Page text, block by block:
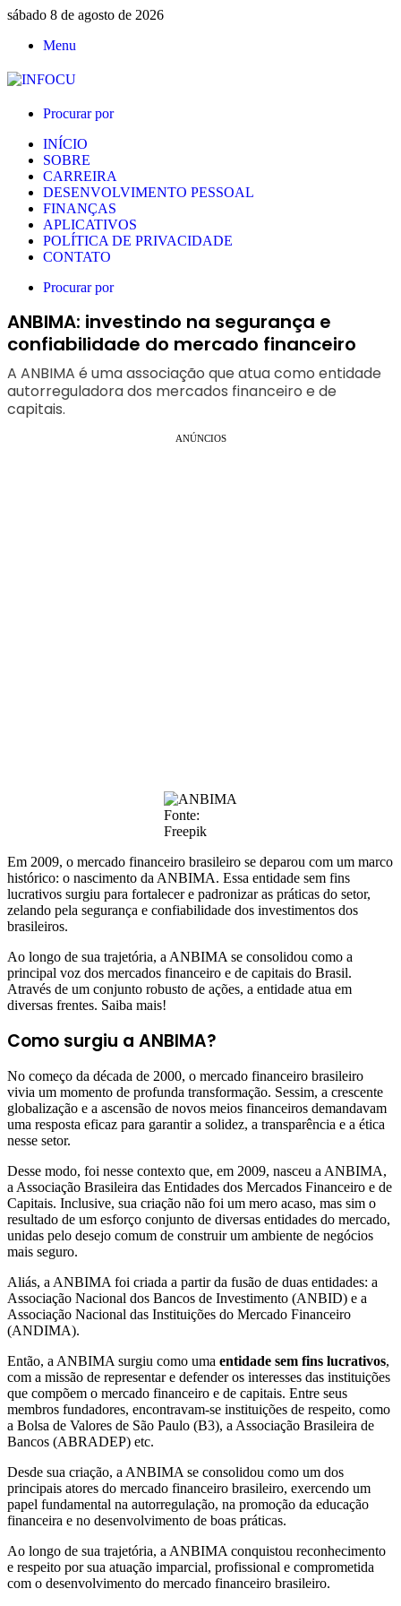
sábado 8 de agosto de 2026
Menu
Procurar por
INÍCIO
SOBRE
CARREIRA
DESENVOLVIMENTO PESSOAL
FINANÇAS
APLICATIVOS
POLÍTICA DE PRIVACIDADE
CONTATO
Procurar por
ANBIMA: investindo na segurança e
confiabilidade do mercado financeiro
A ANBIMA é uma associação que atua como entidade
autorreguladora dos mercados financeiro e de
capitais.
ANÚNCIOS
Fonte:
Freepik
Em 2009, o mercado financeiro brasileiro se deparou com um marco
histórico: o nascimento da ANBIMA. Essa entidade sem fins
lucrativos surgiu para fortalecer e padronizar as práticas do setor,
zelando pela segurança e confiabilidade dos investimentos dos
brasileiros.
Ao longo de sua trajetória, a ANBIMA se consolidou como a
principal voz dos mercados financeiro e de capitais do Brasil.
Através de um conjunto robusto de ações, a entidade atua em
diversas frentes. Saiba mais!
Como surgiu a ANBIMA?
No começo da década de 2000, o mercado financeiro brasileiro
vivia um momento de profunda transformação. Sessim, a crescente
globalização e a ascensão de novos meios financeiros demandavam
uma resposta eficaz para garantir a solidez, a transparência e a ética
nesse setor.
Desse modo, foi nesse contexto que, em 2009, nasceu a ANBIMA,
a Associação Brasileira das Entidades dos Mercados Financeiro e de
Capitais. Inclusive, sua criação não foi um mero acaso, mas sim o
resultado de um esforço conjunto de diversas entidades do mercado,
unidas pelo desejo comum de construir um ambiente de negócios
mais seguro.
Aliás, a ANBIMA foi criada a partir da fusão de duas entidades: a
Associação Nacional dos Bancos de Investimento (ANBID) e a
Associação Nacional das Instituições do Mercado Financeiro
(ANDIMA).
Então, a ANBIMA surgiu como uma entidade sem fins lucrativos,
com a missão de representar e defender os interesses das instituições
que compõem o mercado financeiro e de capitais. Entre seus
membros fundadores, encontravam-se instituições de respeito, como
a Bolsa de Valores de São Paulo (B3), a Associação Brasileira de
Bancos (ABRADEP) etc.
Desde sua criação, a ANBIMA se consolidou como um dos
principais atores do mercado financeiro brasileiro, exercendo um
papel fundamental na autorregulação, na promoção da educação
financeira e no desenvolvimento de boas práticas.
Ao longo de sua trajetória, a ANBIMA conquistou reconhecimento
e respeito por sua atuação imparcial, profissional e comprometida
com o desenvolvimento do mercado financeiro brasileiro.